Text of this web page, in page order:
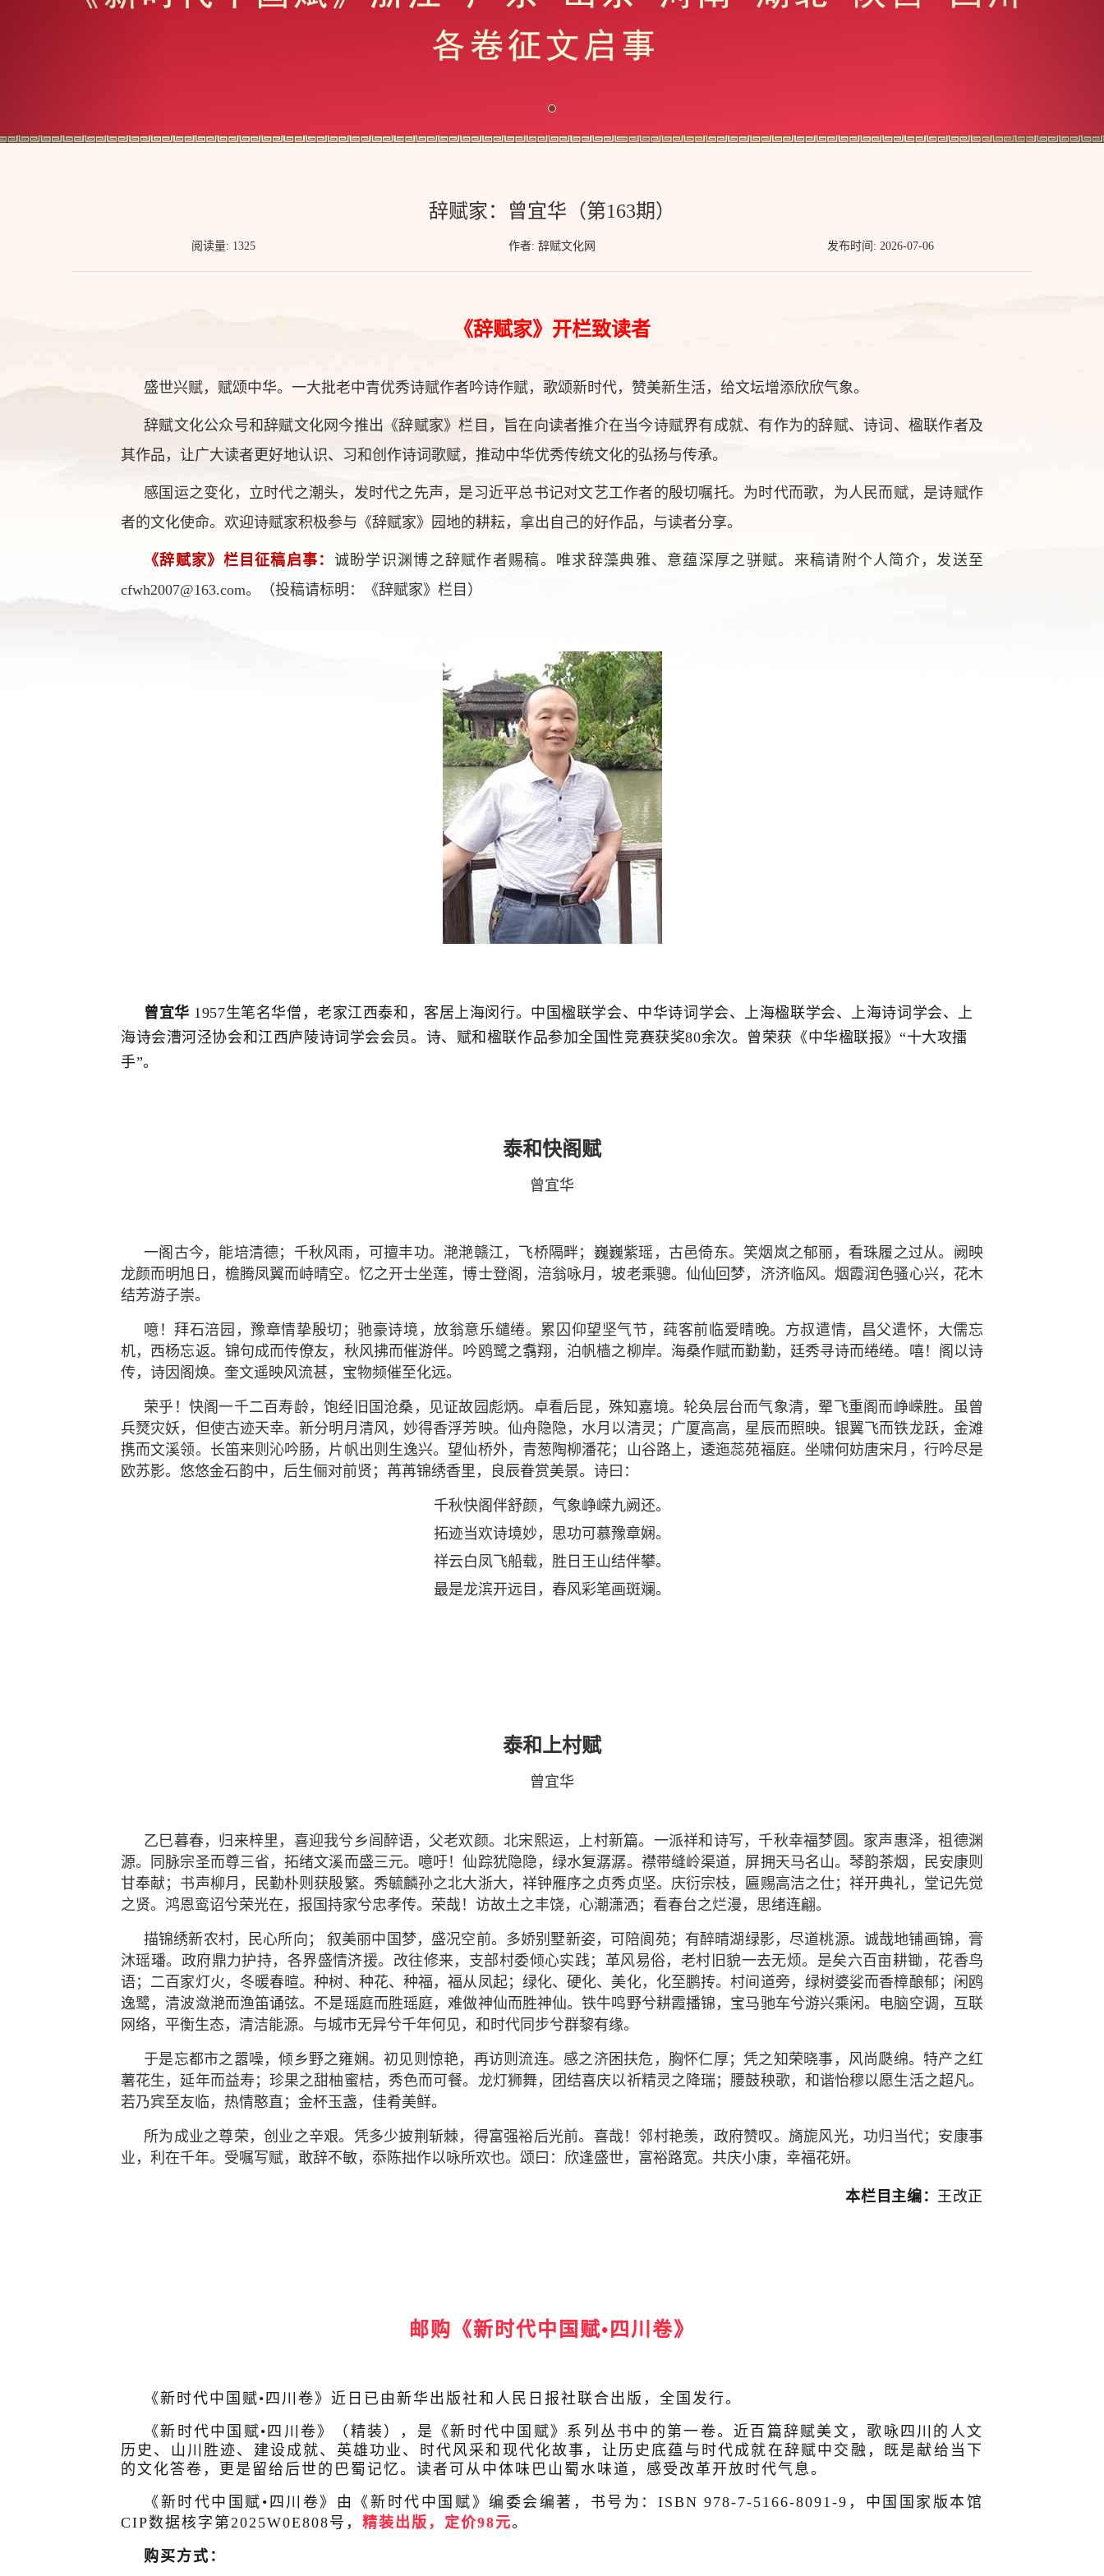
辞赋家：曾宜华（第163期）
阅读量: 1325 作者: 辞赋文化网 发布时间: 2026-07-06
《辞赋家》开栏致读者
盛世兴赋，赋颂中华。一大批老中青优秀诗赋作者吟诗作赋，歌颂新时代，赞美新生活，给文坛增添欣欣气象。
辞赋文化公众号和辞赋文化网今推出《辞赋家》栏目，旨在向读者推介在当今诗赋界有成就、有作为的辞赋、诗词、楹联作者及
其作品，让广大读者更好地认识、习和创作诗词歌赋，推动中华优秀传统文化的弘扬与传承。
感国运之变化，立时代之潮头，发时代之先声，是习近平总书记对文艺工作者的殷切嘱托。为时代而歌，为人民而赋，是诗赋作
者的文化使命。欢迎诗赋家积极参与《辞赋家》园地的耕耘，拿出自己的好作品，与读者分享。
《辞赋家》栏目征稿启事： 诚盼学识渊博之辞赋作者赐稿。唯求辞藻典雅、意蕴深厚之骈赋。来稿请附个人简介，发送至
cfwh2007@163.com。（投稿请标明：《辞赋家》栏目）
曾宜华 1957生笔名华僧，老家江西泰和，客居上海闵行。中国楹联学会、中华诗词学会、上海楹联学会、上海诗词学会、上
海诗会漕河泾协会和江西庐陵诗词学会会员。诗、赋和楹联作品参加全国性竞赛获奖80余次。曾荣获《中华楹联报》“十大攻擂
手”。
泰和快阁赋
曾宜华
一阁古今，能培清德；千秋风雨，可擅丰功。滟滟赣江，飞桥隔畔；巍巍紫瑶，古邑倚东。笑烟岚之郁丽，看珠履之过从。阙映
龙颜而明旭日，檐腾凤翼而峙晴空。忆之开士坐莲，博士登阁，涪翁咏月，坡老乘骢。仙仙回梦，济济临风。烟霞润色骚心兴，花木
结芳游子崇。
噫！拜石涪园，豫章情挚殷切；驰豪诗境，放翁意乐缱绻。累囚仰望坚气节，莼客前临爱晴晚。方叔遣情，昌父遣怀，大儒忘
机，西杨忘返。锦句成而传僚友，秋风拂而催游伴。吟鸥鹭之翥翔，泊帆樯之柳岸。海桑作赋而勤勤，廷秀寻诗而绻绻。嘻！阁以诗
传，诗因阁焕。奎文遥映风流甚，宝物频催至化远。
荣乎！快阁一千二百寿龄，饱经旧国沧桑，见证故园彪炳。卓看后昆，殊知嘉境。轮奂层台而气象清，翚飞重阁而峥嵘胜。虽曾
兵燹灾妖，但使古迹天幸。新分明月清风，妙得香浮芳映。仙舟隐隐，水月以清灵；广厦高高，星辰而照映。银翼飞而铁龙跃，金滩
携而文溪领。长笛来则沁吟肠，片帆出则生逸兴。望仙桥外，青葱陶柳潘花；山谷路上，逶迤蕊苑福庭。坐啸何妨唐宋月，行吟尽是
欧苏影。悠悠金石韵中，后生俪对前贤；苒苒锦绣香里，良辰眷赏美景。诗曰：
千秋快阁伴舒颜，气象峥嵘九阙还。
拓迹当欢诗境妙，思功可慕豫章娴。
祥云白凤飞船载，胜日王山结伴攀。
最是龙滨开远目，春风彩笔画斑斓。
泰和上村赋
曾宜华
乙巳暮春，归来梓里，喜迎我兮乡闾醉语，父老欢颜。北宋熙运，上村新篇。一派祥和诗写，千秋幸福梦圆。家声惠泽，祖德渊
源。同脉宗圣而尊三省，拓绪文溪而盛三元。噫吁！仙踪犹隐隐，绿水复潺潺。襟带缝岭渠道，屏拥天马名山。琴韵茶烟，民安康则
甘奉献；书声柳月，民勤朴则获殷繁。秀毓麟孙之北大浙大，祥钟雁序之贞秀贞坚。庆衍宗枝，匾赐高洁之仕；祥开典礼，堂记先觉
之贤。鸿恩鸾诏兮荣光在，报国持家兮忠孝传。荣哉！访故土之丰饶，心潮潇洒；看春台之烂漫，思绪连翩。
描锦绣新农村，民心所向； 叙美丽中国梦，盛况空前。多娇别墅新姿，可陪阆苑；有醉晴湖绿影，尽道桃源。诚哉地铺画锦，膏
沐瑶璠。政府鼎力护持，各界盛情济援。改往修来，支部村委倾心实践；革风易俗，老村旧貌一去无烦。是矣六百亩耕锄，花香鸟
语；二百家灯火，冬暖春暄。种树、种花、种福，福从凤起；绿化、硬化、美化，化至鹏抟。村间道旁，绿树婆娑而香樟酿郁；闲鸥
逸鹭，清波潋滟而渔笛诵弦。不是瑶庭而胜瑶庭，难做神仙而胜神仙。铁牛鸣野兮耕霞播锦，宝马驰车兮游兴乘闲。电脑空调，互联
网络，平衡生态，清洁能源。与城市无异兮千年何见，和时代同步兮群黎有缘。
于是忘都市之嚣噪，倾乡野之雍娴。初见则惊艳，再访则流连。感之济困扶危，胸怀仁厚；凭之知荣晓事，风尚瓞绵。特产之红
薯花生，延年而益寿；珍果之甜柚蜜桔，秀色而可餐。龙灯狮舞，团结喜庆以祈精灵之降瑞；腰鼓秧歌，和谐怡穆以愿生活之超凡。
若乃宾至友临，热情憨直；金杯玉盏，佳肴美鲜。
所为成业之尊荣，创业之辛艰。凭多少披荆斩棘，得富强裕后光前。喜哉！邻村艳羡，政府赞叹。旖旎风光，功归当代；安康事
业，利在千年。受嘱写赋，敢辞不敏，忝陈拙作以咏所欢也。颂曰：欣逢盛世，富裕路宽。共庆小康，幸福花妍。
本栏目主编： 王改正
邮购《新时代中国赋•四川卷》
《新时代中国赋•四川卷》近日已由新华出版社和人民日报社联合出版，全国发行。
《新时代中国赋•四川卷》（精装），是《新时代中国赋》系列丛书中的第一卷。近百篇辞赋美文，歌咏四川的人文
历史、山川胜迹、建设成就、英雄功业、时代风采和现代化故事，让历史底蕴与时代成就在辞赋中交融，既是献给当下
的文化答卷，更是留给后世的巴蜀记忆。读者可从中体味巴山蜀水味道，感受改革开放时代气息。
《新时代中国赋•四川卷》由《新时代中国赋》编委会编著，书号为：ISBN 978-7-5166-8091-9，中国国家版本馆
CIP数据核字第2025W0E808号， 精装出版，定价98元。
购买方式：